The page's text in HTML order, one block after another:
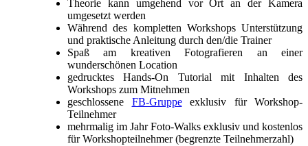
Theorie kann umgehend vor Ort an der Kamera
umgesetzt werden
Während des kompletten Workshops Unterstützung
und praktische Anleitung durch den/die Trainer
Spaß am kreativen Fotografieren an einer
wunderschönen Location
gedrucktes Hands-On Tutorial mit Inhalten des
Workshops zum Mitnehmen
geschlossene FB-Gruppeexklusiv für Workshop-
Teilnehmer
mehrmalig im Jahr Foto-Walks exklusiv und kostenlos
für Workshopteilnehmer (begrenzte Teilnehmerzahl)